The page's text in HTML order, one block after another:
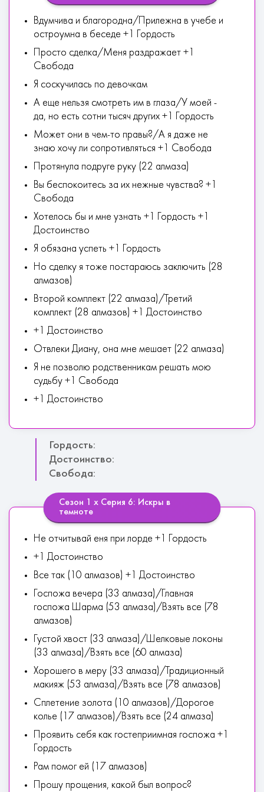
Вдумчива и благородна/Прилежна в учебе и
остроумна в беседе +1 Гордость
Просто сделка/Меня раздражает +1
Свобода
Я соскучилась по девочкам
А еще нельзя смотреть им в глаза/У моей -
да, но есть сотни тысяч других +1 Гордость
Может они в чем-то правы?/А я даже не
знаю хочу ли сопротивляться +1 Свобода
Протянула подруге руку (22 алмаза)
Вы беспокоитесь за их нежные чувства? +1
Свобода
Хотелось бы и мне узнать +1 Гордость +1
Достоинство
Я обязана успеть +1 Гордость
Но сделку я тоже постараюсь заключить (28
алмазов)
Второй комплект (22 алмаза)/Третий
комплект (28 алмазов) +1 Достоинство
+1 Достоинство
Отвлеки Диану, она мне мешает (22 алмаза)
Я не позволю родственникам решать мою
судьбу +1 Свобода
+1 Достоинство
Гордость:
Достоинство:
Свобода:
Сезон 1 х Серия 6: Искры в
темноте
Не отчитывай еня при лорде +1 Гордость
+1 Достоинство
Все так (10 алмазов) +1 Достоинство
Госпожа вечера (33 алмаза)/Главная
госпожа Шарма (53 алмаза)/Взять все (78
алмазов)
Густой хвост (33 алмаза)/Шелковые локоны
(33 алмаза)/Взять все (60 алмаза)
Хорошего в меру (33 алмаза)/Традиционный
макияж (53 алмаза)/Взять все (78 алмазов)
Сплетение золота (10 алмазов)/Дорогое
колье (17 алмазов)/Взять все (24 алмаза)
Проявить себя как гостеприимная госпожа +1
Гордость
Рам помог ей (17 алмазов)
Прошу прощения, какой был вопрос?